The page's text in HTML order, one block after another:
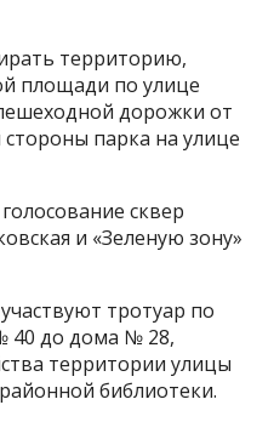
территорию,
площади по улице
дорожки от
парка на улице
сквер
и «Зеленую зону»
тротуар по
40 до дома № 28,
территории улицы
библиотеки.